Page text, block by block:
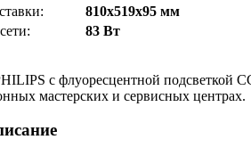
810x519x95 мм
83 Вт
с флуоресцентной подсветкой
мастерских и сервисных центрах.